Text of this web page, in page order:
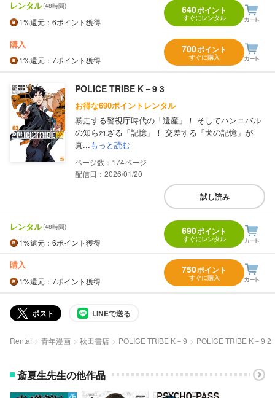
レンタル(48時間)
1%還元 ：6ポイント獲得
640ポイント
すぐにレンタル
購入
1%還元 ：7ポイント獲得
700ポイント
すぐに購入
POLICE TRIBE K－9 3
お得な690ポイントレンタル
暴走する警視庁時代の「遺産」！ そしてハンニバル
の知られざる「記憶」！ 交差する「犬の記憶」が
真...もっと読む
174
配信日：2026/01/20
試し読み
レンタル(48時間)
1%還元 ：6ポイント獲得
690ポイント
すぐにレンタル
購入
1%還元 ：7ポイント獲得
750ポイント
すぐに購入
ポスト LINEで送る
Renta! 青年漫画 秋田書店 POLICE TRIBE K－9 POLICE TRIBE K－9 2
斎夏生先生の他作品